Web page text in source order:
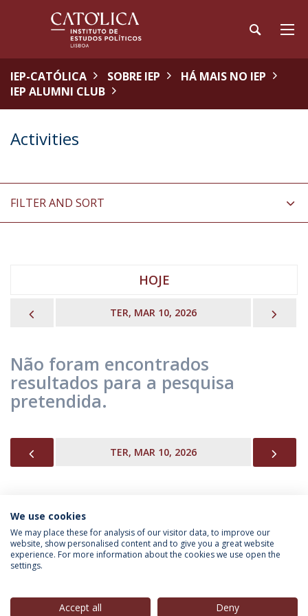
IEP-CATÓLICA SOBRE IEP
HÁ MAIS NO IEP
IEP ALUMNI CLUB
Activities
FILTER AND SORT
HOJE
TER, MAR 10, 2026
Não foram encontrados
resultados para a pesquisa
pretendida.
TER, MAR 10, 2026
INFORMAÇÃO PARA
We use cookies
We may place these for analysis of our visitor data, to improve our
website, show personalised content and to give you a great website
experience. For more information about the cookies we use open the
settings.
Accept all Deny